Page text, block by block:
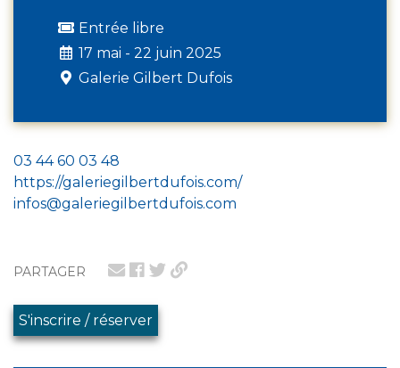
PARTAGER
S'inscrire / réserver
Entrée libre
17 mai - 22 juin 2025
Galerie Gilbert Dufois
03 44 60 03 48
https://galeriegilbertdufois.com/
infos@galeriegilbertdufois.com